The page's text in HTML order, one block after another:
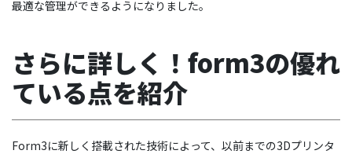
最適な管理ができるようになりました。
さらに詳しく！form3の優れ
ている点を紹介
Form3に新しく搭載された技術によって、以前までの3Dプリンタ